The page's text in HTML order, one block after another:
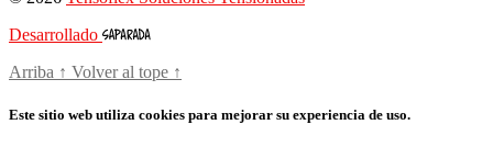
Desarrollado
Arriba ↑ Volver al tope ↑
Este sitio web utiliza cookies para mejorar su experiencia de uso.